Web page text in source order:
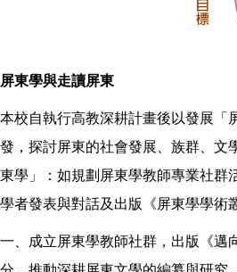
屏東學與走讀屏東
本校自執行高教深耕計畫後以發展「
發，探討屏東的社會發展、族群、文
東學」：如規劃屏東學教師專業社群
學者發表與對話及出版《屏東學學術
一、成立屏東學教師社群，出版《邁